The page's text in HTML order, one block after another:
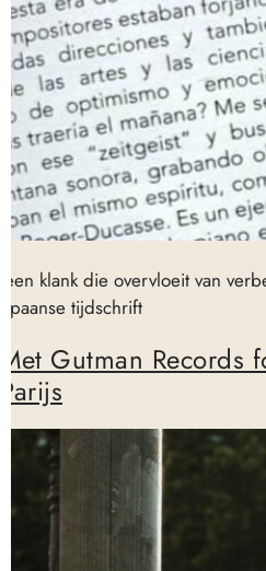
‘een klank die overvloeit van
Spaanse tijdschrift
Met Gutman Records
Parijs